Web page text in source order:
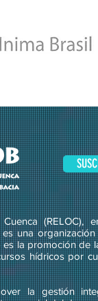
es una
la promoción de
hídricos por
la gestión